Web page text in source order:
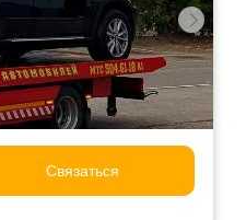
Связаться